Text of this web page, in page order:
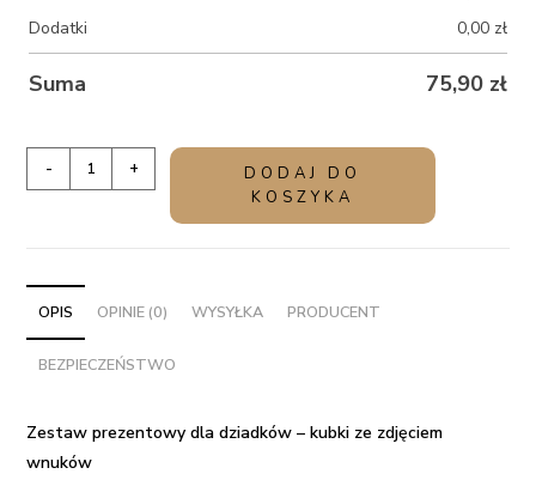
Dodatki
0,00 zł
Suma 75,90 zł
Zestaw
dziadków
kubki
ze
wnuków
- +
DODAJ DO
KOSZYKA
OPIS OPINIE (0) WYSYŁKA PRODUCENT
BEZPIECZEŃSTWO
Zestaw prezentowy dla dziadków – kubki ze zdjęciem
wnuków